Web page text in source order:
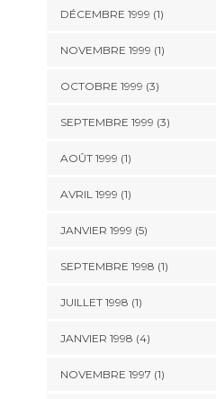
DÉCEMBRE 1999 (1)
NOVEMBRE 1999 (1)
OCTOBRE 1999 (3)
SEPTEMBRE 1999 (3)
AOÛT 1999 (1)
AVRIL 1999 (1)
JANVIER 1999 (5)
SEPTEMBRE 1998 (1)
JUILLET 1998 (1)
JANVIER 1998 (4)
NOVEMBRE 1997 (1)